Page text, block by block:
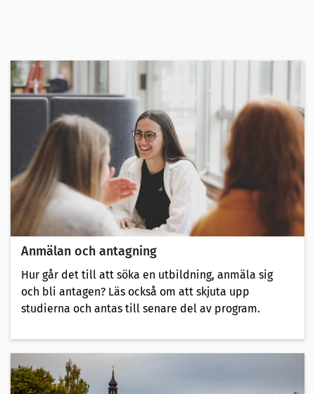
Anmälan och antagning
Hur går det till att söka en utbildning, anmäla sig
och bli antagen? Läs också om att skjuta upp
studierna och antas till senare del av program.